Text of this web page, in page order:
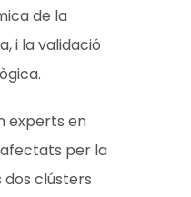
de la
i la validació
experts en
per la
dos clústers